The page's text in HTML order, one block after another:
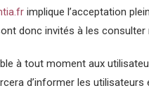
implique l’acceptation
donc invités à les consulter
à tout moment aux
d’informer les utilisateurs